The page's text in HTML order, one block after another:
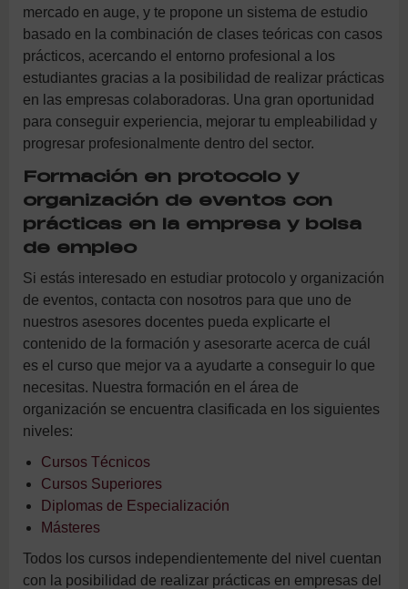
mercado en auge, y te propone un sistema de estudio
basado en la combinación de clases teóricas con casos
prácticos, acercando el entorno profesional a los
estudiantes gracias a la posibilidad de realizar prácticas
en las empresas colaboradoras. Una gran oportunidad
para conseguir experiencia, mejorar tu empleabilidad y
progresar profesionalmente dentro del sector.
Formación en protocolo y
organización de eventos con
prácticas en la empresa y bolsa
de empleo
Si estás interesado en estudiar protocolo y organización
de eventos, contacta con nosotros para que uno de
nuestros asesores docentes pueda explicarte el
contenido de la formación y asesorarte acerca de cuál
es el curso que mejor va a ayudarte a conseguir lo que
necesitas. Nuestra formación en el área de
organización se encuentra clasificada en los siguientes
niveles:
Cursos Técnicos
Cursos Superiores
Diplomas de Especialización
Másteres
Todos los cursos independientemente del nivel cuentan
con la posibilidad de realizar prácticas en empresas del